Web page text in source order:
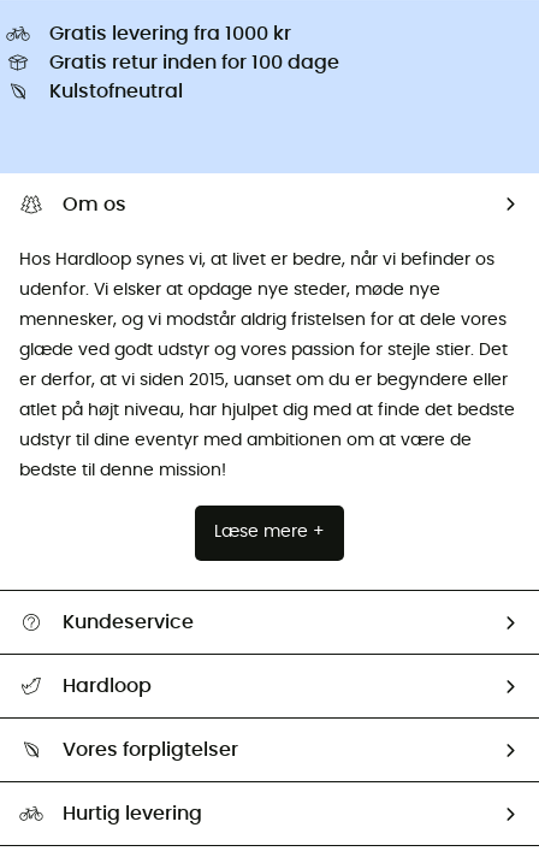
Gratis levering fra 1000 kr
Gratis retur inden for 100 dage
Kulstofneutral
Om os
Hos Hardloop synes vi, at livet er bedre, når vi befinder os
udenfor. Vi elsker at opdage nye steder, møde nye
mennesker, og vi modstår aldrig fristelsen for at dele vores
glæde ved godt udstyr og vores passion for stejle stier. Det
er derfor, at vi siden 2015, uanset om du er begyndere eller
atlet på højt niveau, har hjulpet dig med at finde det bedste
udstyr til dine eventyr med ambitionen om at være de
bedste til denne mission!
Læse mere +
Kundeservice
Returnering & Tilbagebetaling
Hardloop
Our ambassadors
Vores forpligtelser
Second hand
Hurtig levering